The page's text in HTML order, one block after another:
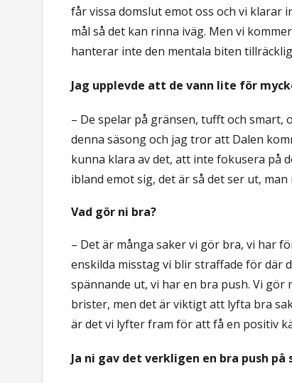
får vissa domslut emot oss och vi klarar
mål så det kan rinna iväg. Men vi
hanterar inte den mentala biten
Jag upplevde att de vann lite för
– De spelar på gränsen, tufft och smart,
denna säsong och jag tror att Dalen
kunna klara av det, att inte fokusera på
ibland emot sig, det är så det ser ut,
Vad gör ni bra?
– Det är många saker vi gör bra, vi har
enskilda misstag vi blir straffade för där
spännande ut, vi har en bra push. Vi gör
brister, men det är viktigt att lyfta bra
är det vi lyfter fram för att få en positiv
Ja ni gav det verkligen en bra push på